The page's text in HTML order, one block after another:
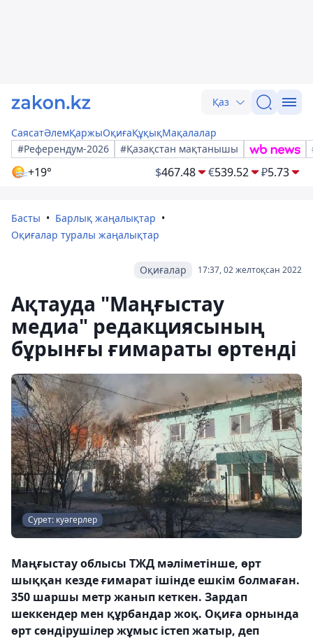
Қаз
СаясатӘлемҚаржыОқиғаҚұқықМақалалар
#Референдум-2026
#Қазақстан мақтанышы
+19° $467.48 €539.52 ₽5.73
Басты
Барлық жаңалықтар
Оқиғалар туралы жаңалықтар
17:37, 02 желтоқсан 2022
Оқиғалар
Ақтауда "Маңғыстау
медиа" редакциясының
бұрынғы ғимараты өртенді
Сурет: куәгерлер
Маңғыстау облысы ТЖД мәліметінше, өрт
шыққан кезде ғимарат ішінде ешкім болмаған.
350 шаршы метр жанып кеткен. Зардап
шеккендер мен құрбандар жоқ. Оқиға орнында
өрт сөндірушілер жұмыс істеп жатыр, деп